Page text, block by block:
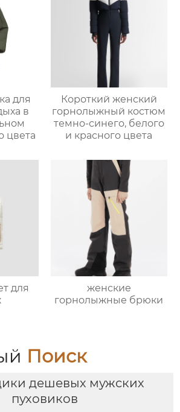
для
в
цвета
Короткий женский
горнолыжный костюм
темно-синего, белого
и красного цвета
для
женские
горнолыжные брюки
Поиск
дешевых мужских
пуховиков